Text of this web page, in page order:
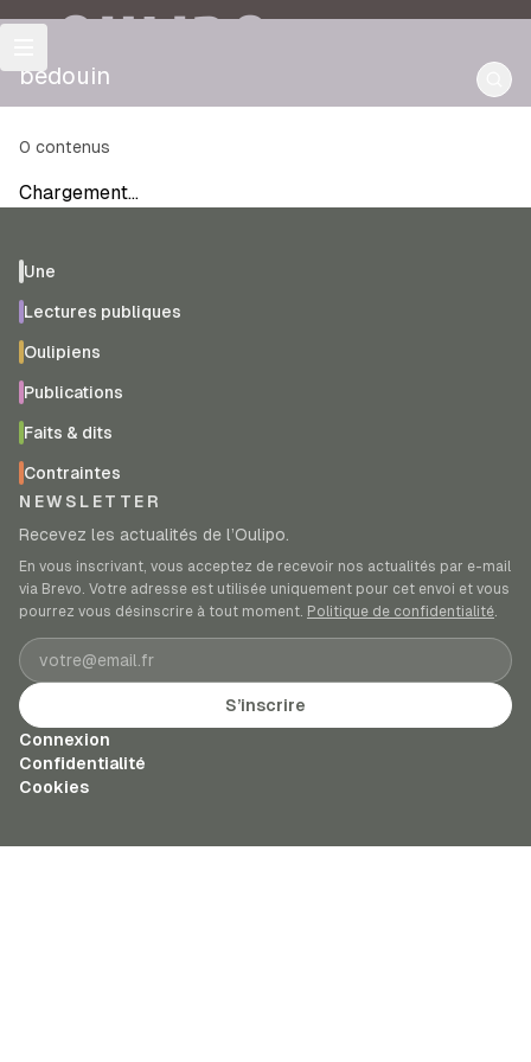
OULIPO
bédouin
0 contenus
Chargement…
Une
Lectures publiques
Oulipiens
Publications
Faits & dits
Contraintes
NEWSLETTER
Recevez les actualités de l’Oulipo.
En vous inscrivant, vous acceptez de recevoir nos actualités par e-mail
via Brevo. Votre adresse est utilisée uniquement pour cet envoi et vous
pourrez vous désinscrire à tout moment. Politique de confidentialité.
Adresse e-mail
S’inscrire
Connexion
Confidentialité
Cookies